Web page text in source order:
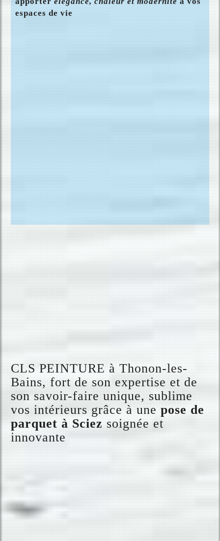
espaces de vie
CLS PEINTURE à Thonon-les-
Bains, fort de son expertise et de
son savoir-faire unique, sublime
vos intérieurs grâce à unepose de
parquet à Sciezsoignée et
innovante